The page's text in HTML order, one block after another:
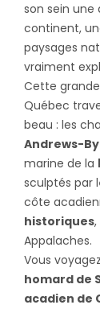
son sein une
continent,
paysages
vraiment
Cette
Québec
beau : les
Andrews-
marine de la
sculptés par l
côte
historiques
Appalaches.
Vous
homard de
acadien de